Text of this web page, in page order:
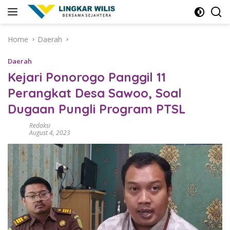
Home
Daerah
Daerah
Kejari Ponorogo Panggil 11
Perangkat Desa Sawoo, Soal
Dugaan Pungli Program PTSL
Redaksi
August 4, 2023